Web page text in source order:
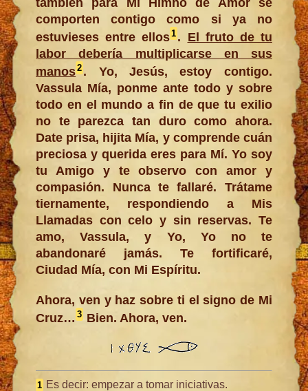
comporten contigo como si ya no
estuvieses entre ellos1 . El fruto de tu
labor debería multiplicarse en sus
manos2 . Yo, Jesús, estoy contigo.
Vassula Mía, ponme ante todo y sobre
todo en el mundo a fin de que tu exilio
no te parezca tan duro como ahora.
Date prisa, hijita Mía, y comprende cuán
preciosa y querida eres para Mí. Yo soy
tu Amigo y te observo con amor y
compasión. Nunca te fallaré. Trátame
tiernamente, respondiendo a Mis
Llamadas con celo y sin reservas. Te
amo, Vassula, y Yo, Yo no te
abandonaré jamás. Te fortificaré,
Ciudad Mía, con Mi Espíritu.
Ahora, ven y haz sobre ti el signo de Mi
Cruz…3 Bien. Ahora, ven.
1 Es decir: empezar a tomar iniciativas.